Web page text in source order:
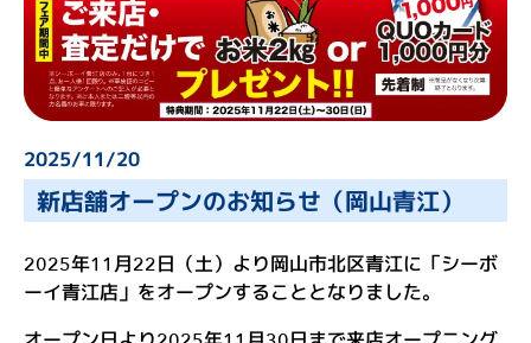
ク
ル
マ
を
買
う
店
舗
2025/11/20
新店舗オープンのお知らせ（岡山青江）
2025年11月22日（土）より岡山市北区青江に「シーボ
ーイ青江店」をオープンすることとなりました。